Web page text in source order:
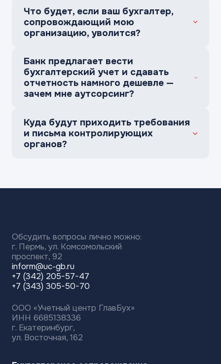
Что будет, если ваш бухгалтер,
сопровождающий мою
организацию, уволится?
Банк предлагает вести
бухгалтерский учет и сдавать
отчетность намного дешевле —
зачем мне аутсорсинг?
Куда будут приходить требования
и письма контролирующих
органов?
Обсудить вопросы лично можно:
г. Пермь, ул. Комсомольский
проспект, 92
inform@uc-gb.ru
+7 (342) 205-57-47
+7 (343) 305-50-70
ООО «Учетный центр ГлавБух»
ИНН 6685138336
г. Екатеринбург,
ул. Восточная, 162